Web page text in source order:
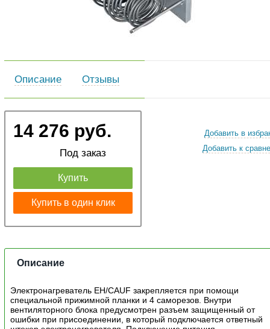
Описание Отзывы
14 276 руб.
Под заказ
Купить
Купить в один клик
Добавить в
Добавить к
Описание
Электронагреватель EH/CAUF закрепляется при помощи
специальной прижимной планки и 4 саморезов. Внутри
вентиляторного блока предусмотрен разъем защищенный от
ошибки при присоединении, в который подключается ответный